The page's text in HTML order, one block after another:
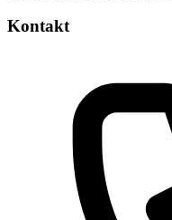
Kontakt